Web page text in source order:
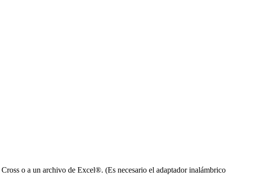
o a un archivo de Excel®. (Es necesario el adaptador inalámbrico